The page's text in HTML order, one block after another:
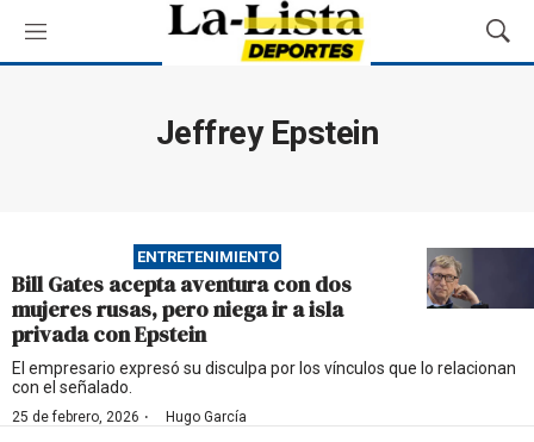
M
e
M
o
ú
u
d
Jeffrey Epstein
ENTRETENIMIENTO
Bill Gates acepta aventura con dos
mujeres rusas, pero niega ir a isla
privada con Epstein
El empresario expresó su disculpa por los vínculos que lo relacionan
con el señalado.
25 de febrero, 2026 · Hugo García